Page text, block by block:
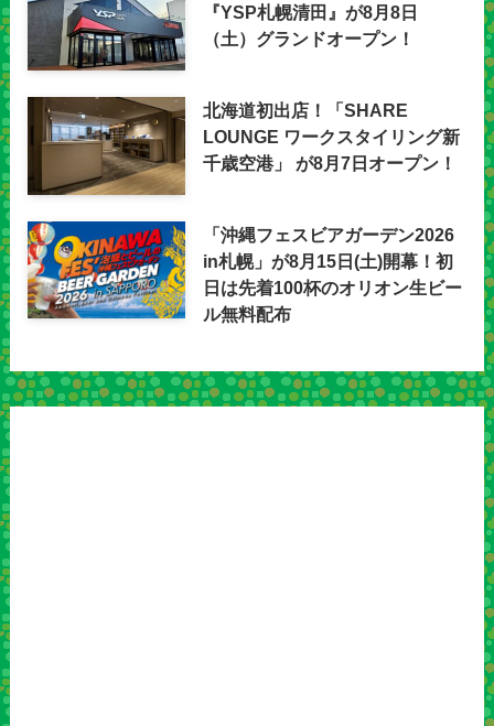
『YSP札幌清田』が8月8日
（土）グランドオープン！
北海道初出店！「SHARE
LOUNGE ワークスタイリング新
千歳空港」 が8月7日オープン！
「沖縄フェスビアガーデン2026
in札幌」が8月15日(土)開幕！初
日は先着100杯のオリオン生ビー
ル無料配布